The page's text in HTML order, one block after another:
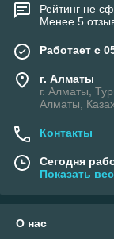
Рейтинг не
Менее 5
Работает с
г. Алматы
г. Алматы,
Алматы,
Контакты
Сегодня
Показать
О нас